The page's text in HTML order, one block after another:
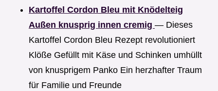
Kartoffel Cordon Bleu mit Knödelteig
Außen knusprig innen cremig — Dieses
Kartoffel Cordon Bleu Rezept revolutioniert
Klöße Gefüllt mit Käse und Schinken umhüllt
von knusprigem Panko Ein herzhafter Traum
für Familie und Freunde